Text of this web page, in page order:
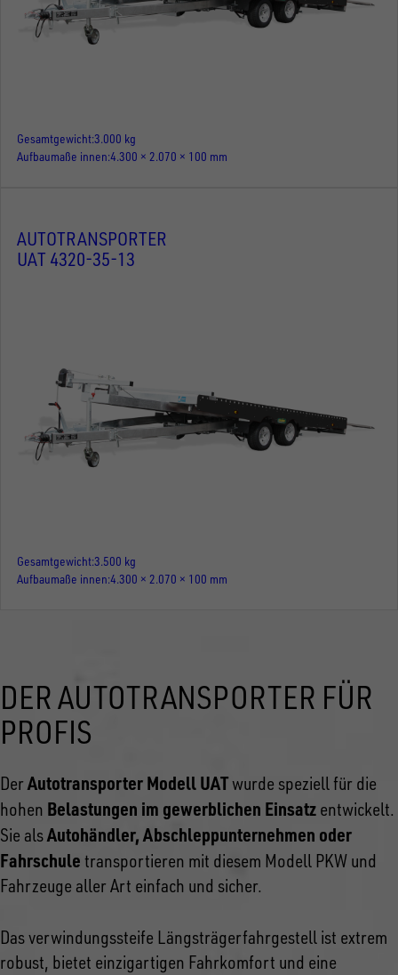
Gesamtgewicht3.000 kg
Aufbaumaße innen 4.300 × 2.070 × 100 mm
AUTOTRANSPORTER
UAT 4320-35-13
Gesamtgewicht3.500 kg
Aufbaumaße innen 4.300 × 2.070 × 100 mm
DER AUTOTRANSPORTER FÜR
PROFIS
DerAutotransporter Modell UAT wurde speziell für die
hohen Belastungen im gewerblichen Einsatz entwickelt.
Sie alsAutohändler, Abschleppunternehmen oder
Fahrschule transportieren mit diesem Modell PKW und
Fahrzeuge aller Art einfach und sicher.
Das verwindungssteife Längsträgerfahrgestell ist extrem
robust, bietet einzigartigen Fahrkomfort und eine